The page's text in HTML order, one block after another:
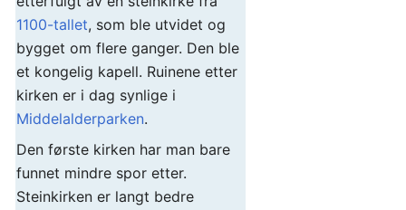
1100-tallet, som ble utvidet og
bygget om flere ganger. Den ble
et kongelig kapell. Ruinene etter
kirken er i dag synlige i
Middelalderparken.
Den første kirken har man bare
funnet mindre spor etter.
Steinkirken er langt bedre